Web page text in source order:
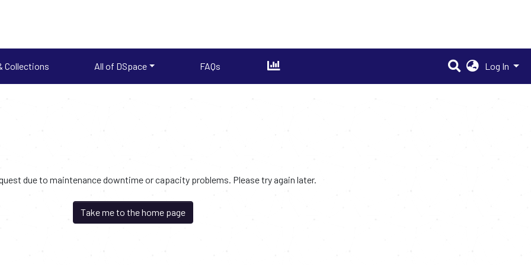
Collections All of DSpace FAQs Log In
due to maintenance downtime or capacity problems. Please try again later.
Take me to the home page